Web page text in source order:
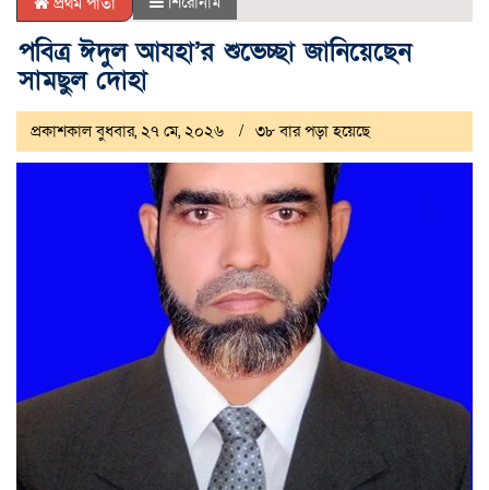
পবিত্র ঈদুল আযহা’র শুভেচ্ছা জানিয়েছেন
সামছুল দোহা
প্রকাশকাল বুধবার, ২৭ মে, ২০২৬ ৩৮ বার পড়া হয়েছে